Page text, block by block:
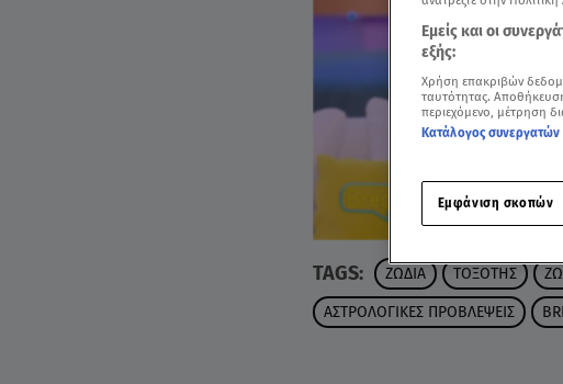
TAGS: ΖΩΔΙΑ ΤΟΞΟΤΗΣ
ΑΣΤΡΟΛΟΓΙΚΕΣ ΠΡΟΒΛΕΨΕΙΣ
Εμείς και οι
εξής:
Χρήση επακριβών
ταυτότητας.
περιεχόμενο, μέτρηση
Κατάλογος
Εμφάνιση σκοπών